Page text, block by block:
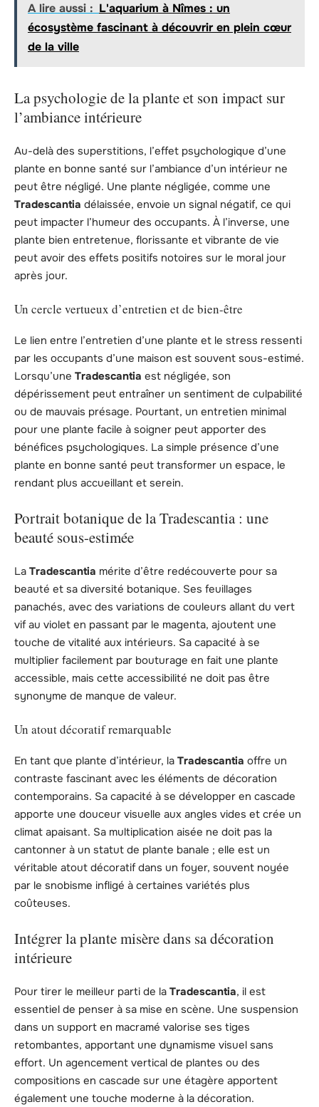
A lire aussi : L'aquarium à Nîmes : un
écosystème fascinant à découvrir en plein cœur
de la ville
La psychologie de la plante et son impact sur
l’ambiance intérieure
Au-delà des superstitions, l’effet psychologique d’une
plante en bonne santé sur l’ambiance d’un intérieur ne
peut être négligé. Une plante négligée, comme une
Tradescantia délaissée, envoie un signal négatif, ce qui
peut impacter l’humeur des occupants. À l’inverse, une
plante bien entretenue, florissante et vibrante de vie
peut avoir des effets positifs notoires sur le moral jour
après jour.
Un cercle vertueux d’entretien et de bien-être
Le lien entre l’entretien d’une plante et le stress ressenti
par les occupants d’une maison est souvent sous-estimé.
Lorsqu’une Tradescantia est négligée, son
dépérissement peut entraîner un sentiment de culpabilité
ou de mauvais présage. Pourtant, un entretien minimal
pour une plante facile à soigner peut apporter des
bénéfices psychologiques. La simple présence d’une
plante en bonne santé peut transformer un espace, le
rendant plus accueillant et serein.
Portrait botanique de la Tradescantia : une
beauté sous-estimée
La Tradescantia mérite d’être redécouverte pour sa
beauté et sa diversité botanique. Ses feuillages
panachés, avec des variations de couleurs allant du vert
vif au violet en passant par le magenta, ajoutent une
touche de vitalité aux intérieurs. Sa capacité à se
multiplier facilement par bouturage en fait une plante
accessible, mais cette accessibilité ne doit pas être
synonyme de manque de valeur.
Un atout décoratif remarquable
En tant que plante d’intérieur, la Tradescantia offre un
contraste fascinant avec les éléments de décoration
contemporains. Sa capacité à se développer en cascade
apporte une douceur visuelle aux angles vides et crée un
climat apaisant. Sa multiplication aisée ne doit pas la
cantonner à un statut de plante banale ; elle est un
véritable atout décoratif dans un foyer, souvent noyée
par le snobisme infligé à certaines variétés plus
coûteuses.
Intégrer la plante misère dans sa décoration
intérieure
Pour tirer le meilleur parti de la Tradescantia, il est
essentiel de penser à sa mise en scène. Une suspension
dans un support en macramé valorise ses tiges
retombantes, apportant une dynamisme visuel sans
effort. Un agencement vertical de plantes ou des
compositions en cascade sur une étagère apportent
également une touche moderne à la décoration.